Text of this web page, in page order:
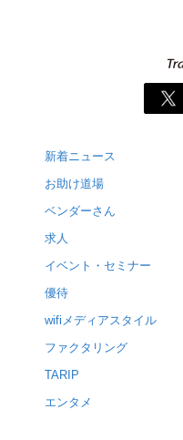
新着ニュース
お助け道場
ベンダーさん
求人
イベント・セミナー
優待
wifiメディアスタイル
ファクタリング
TARIP
エンタメ